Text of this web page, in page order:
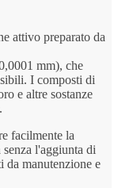
attivo preparato da
mm), che
I composti di
e altre sostanze
facilmente la
l'aggiunta di
da manutenzione e